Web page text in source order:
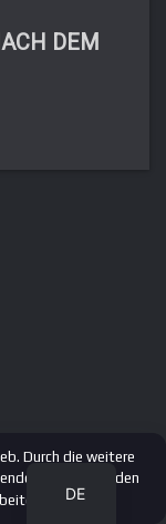
DEM
DE
RU
Durch die weitere
einverstanden
OK